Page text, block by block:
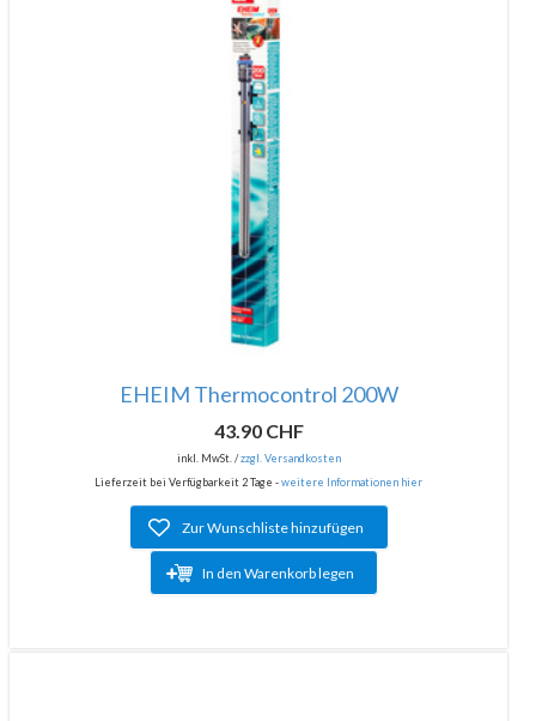
EHEIM Thermocontrol 200W
43.90 CHF
inkl. MwSt. /zzgl. Versandkosten
Lieferzeit bei Verfügbarkeit 2 Tage -weitere Informationen hier
Zur Wunschliste hinzufügen
In den Warenkorb legen